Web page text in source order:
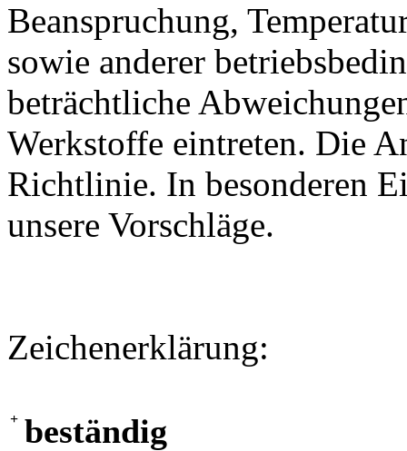
Beanspruchung,
sowie anderer
beträchtliche
Werkstoffe eintreten. Die
Richtlinie. In besonderen
unsere Vorschläge.
Zeichenerklärung:
+ beständig